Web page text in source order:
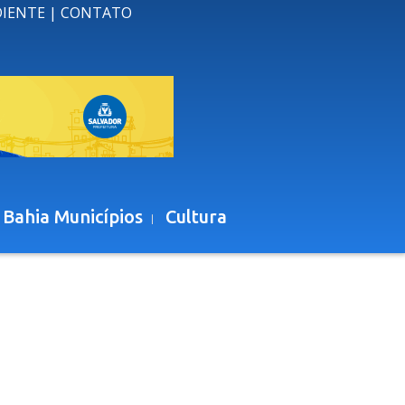
| CONTATO
Municípios Cultura